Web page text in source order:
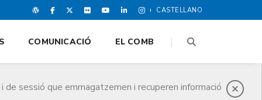
CASTELLANO
sessió que emmagatzemen i recuperen informació
COMUNICACIÓ EL COMB